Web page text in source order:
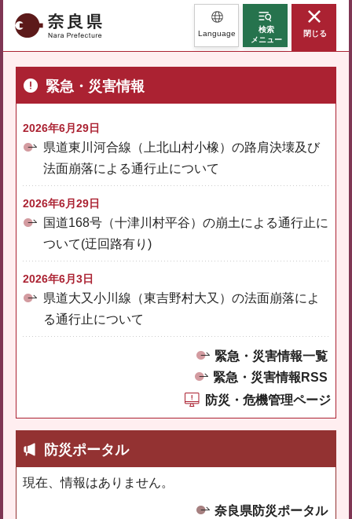
奈良県 Language
検索
メニュー
閉じる
緊急・災害情報
2026年6月29日
県道東川河合線（上北山村小橡）の路肩決壊及び
法面崩落による通行止について
2026年6月29日
国道168号（十津川村平谷）の崩土による通行止に
ついて(迂回路有り)
2026年6月3日
県道大又小川線（東吉野村大又）の法面崩落によ
る通行止について
緊急・災害情報一覧
緊急・災害情報RSS
防災・危機管理ページ
防災ポータル
現在、情報はありません。
奈良県防災ポータル